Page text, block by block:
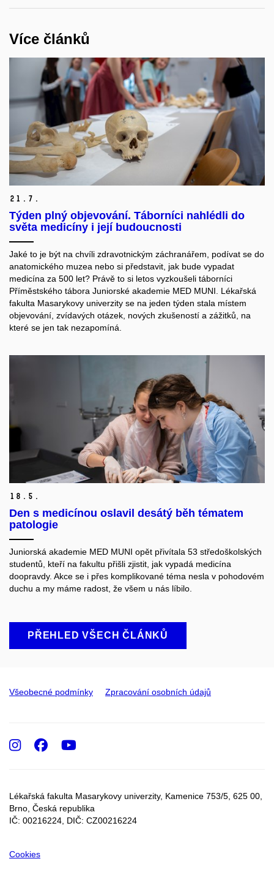
Více článků
21. 7.
Týden plný objevování. Táborníci nahlédli do
světa medicíny i její budoucnosti
Jaké to je být na chvíli zdravotnickým záchranářem, podívat se do
anatomického muzea nebo si představit, jak bude vypadat
medicína za 500 let? Právě to si letos vyzkoušeli táborníci
Příměstského tábora Juniorské akademie MED MUNI. Lékařská
fakulta Masarykovy univerzity se na jeden týden stala místem
objevování, zvídavých otázek, nových zkušeností a zážitků, na
které se jen tak nezapomíná.
18. 5.
Den s medicínou oslavil desátý běh tématem
patologie
Juniorská akademie MED MUNI opět přivítala 53 středoškolských
studentů, kteří na fakultu přišli zjistit, jak vypadá medicína
doopravdy. Akce se i přes komplikované téma nesla v pohodovém
duchu a my máme radost, že všem u nás líbilo.
PŘEHLED VŠECH ČLÁNKŮ
Všeobecné podmínky Zpracování osobních údajů
Lékařská fakulta Masarykovy univerzity, Kamenice 753/5​, 625 00,
Brno, Česká republika
IČ: 00216224, DIČ: CZ00216224
Cookies
Instagram
Facebook